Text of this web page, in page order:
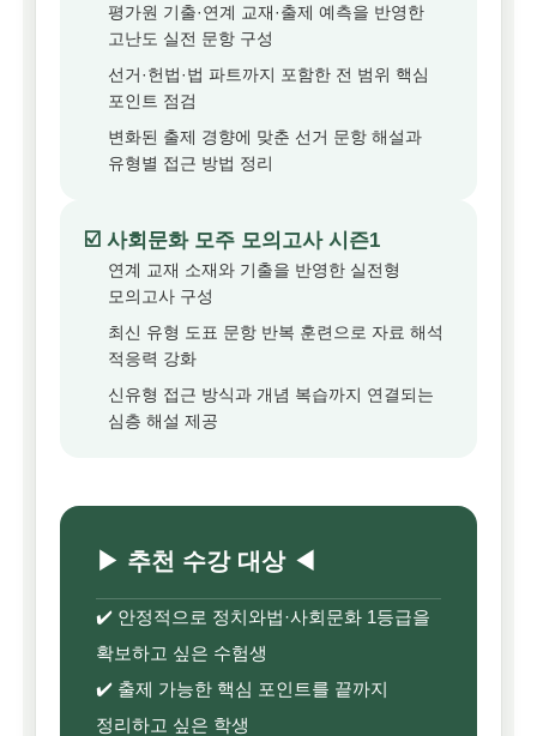
평가원 기출·연계 교재·출제 예측을 반영한
고난도 실전 문항 구성
선거·헌법·법 파트까지 포함한 전 범위 핵심
포인트 점검
변화된 출제 경향에 맞춘 선거 문항 해설과
유형별 접근 방법 정리
☑️ 사회문화 모주 모의고사 시즌1
연계 교재 소재와 기출을 반영한 실전형
모의고사 구성
최신 유형 도표 문항 반복 훈련으로 자료 해석
적응력 강화
신유형 접근 방식과 개념 복습까지 연결되는
심층 해설 제공
▶ 추천 수강 대상 ◀
✔️ 안정적으로 정치와법·사회문화 1등급을
확보하고 싶은 수험생
✔️ 출제 가능한 핵심 포인트를 끝까지
정리하고 싶은 학생